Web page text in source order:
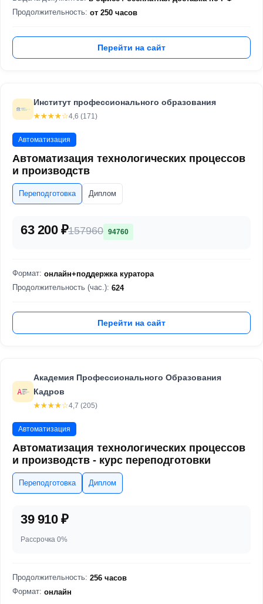
Продолжительность: от 250 часов
Перейти на сайт
Институт профессионального образования
☆☆☆☆☆
★★★★★4,6 (171)
Автоматизация
Автоматизация технологических процессов
и производств
Переподготовка Диплом
63 200 ₽157960 94760
Формат: онлайн+поддержка куратора
Продолжительность (час.): 624
Перейти на сайт
Академия Профессионального Образования
Кадров
☆☆☆☆☆
★★★★★4,7 (205)
Автоматизация
Автоматизация технологических процессов
и производств - курс переподготовки
Переподготовка Диплом
39 910 ₽
Рассрочка 0%
Продолжительность: 256 часов
Формат: онлайн